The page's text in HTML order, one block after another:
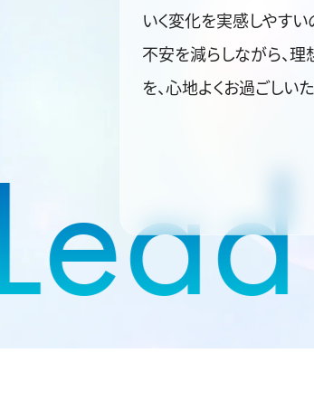
いく変化を実感しやすい
不安を減らしながら、
を、心地よくお過ごしい